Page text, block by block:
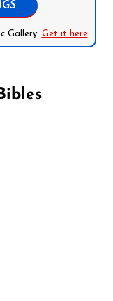
Gallery. Get it here